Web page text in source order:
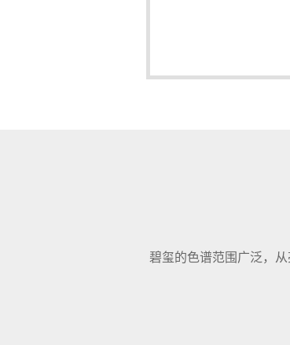
碧玺的色谱范围广泛，